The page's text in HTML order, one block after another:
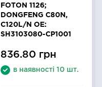
FOTON 1126;
DONGFENG C80N,
C120L/N OE:
SH3103080-CP1001
836.80 грн
в наявності 10 шт.